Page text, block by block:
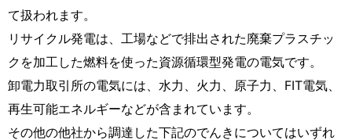
て扱われます。
リサイクル発電は、工場などで排出された廃棄プラスチッ
クを加工した燃料を使った資源循環型発電の電気です。
卸電力取引所の電気には、水力、火力、原子力、FIT電気、
再生可能エネルギーなどが含まれています。
その他の他社から調達した下記のでんきについてはいずれ